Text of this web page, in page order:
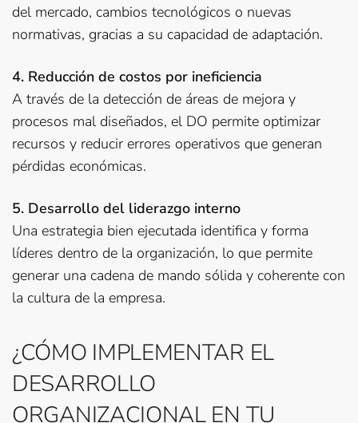
del mercado, cambios tecnológicos o nuevas
normativas, gracias a su capacidad de adaptación.
4. Reducción de costos por ineficiencia
A través de la detección de áreas de mejora y
procesos mal diseñados, el DO permite optimizar
recursos y reducir errores operativos que generan
pérdidas económicas.
5. Desarrollo del liderazgo interno
Una estrategia bien ejecutada identifica y forma
líderes dentro de la organización, lo que permite
generar una cadena de mando sólida y coherente con
la cultura de la empresa.
¿CÓMO IMPLEMENTAR EL
DESARROLLO
ORGANIZACIONAL EN TU